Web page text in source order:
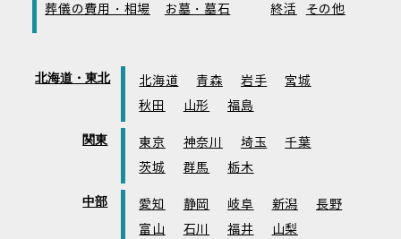
葬儀の費用・相場
お墓・墓石 終活 その他
北海道・東北 北海道 青森 岩手
宮城
秋田
山形 福島
関東 東京 神奈川 埼玉
千葉
茨城
群馬 栃木
中部 愛知 静岡 岐阜 新潟
長野
富山
石川 福井 山梨